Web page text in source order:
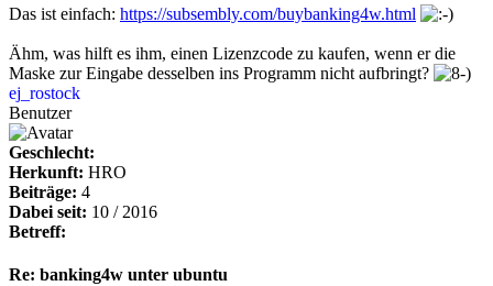
Das ist einfach: https://subsembly.com/buybanking4w.html
Ähm, was hilft es ihm, einen Lizenzcode zu kaufen, wenn er die
Maske zur Eingabe desselben ins Programm nicht aufbringt?
ej_rostock
Benutzer
Geschlecht:
Herkunft: HRO
Beiträge: 4
Dabei seit: 10 / 2016
Betreff:
Re: banking4w unter ubuntu